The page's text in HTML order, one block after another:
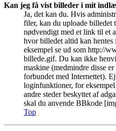
Kan jeg få vist billeder i mit
Ja, det kan du. Hvis
filer, kan du uploade billedet
nødvendigt med et link til et
hvor billedet altid kan
eksempel se ud som http://
billede.gif. Du kan ikke
maskine (medmindre disse
forbundet med Internettet).
loginfunktioner, for
andre steder beskyttet af
skal du anvende BBkode
Top